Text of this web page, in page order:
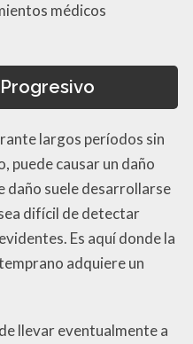
médicos
largos períodos sin
puede causar un daño
daño suele desarrollarse
difícil de detectar
Es aquí donde la
adquiere un
llevar eventualmente a